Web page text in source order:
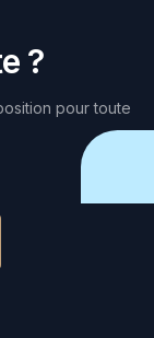
?
pour toute